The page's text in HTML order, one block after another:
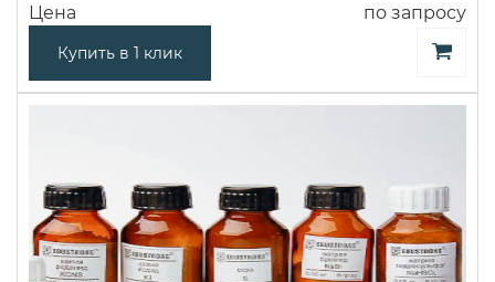
Цена по запросу
Купить в 1 клик